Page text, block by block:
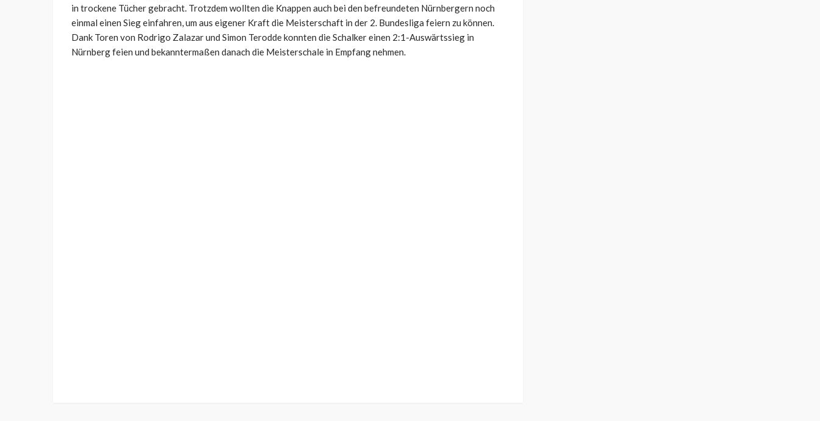
in trockene Tücher gebracht. Trotzdem wollten die Knappen auch bei den befreundeten Nürnbergern noch
einmal einen Sieg einfahren, um aus eigener Kraft die Meisterschaft in der 2. Bundesliga feiern zu können.
Dank Toren von Rodrigo Zalazar und Simon Terodde konnten die Schalker einen 2:1-Auswärtssieg in
Nürnberg feien und bekanntermaßen danach die Meisterschale in Empfang nehmen.